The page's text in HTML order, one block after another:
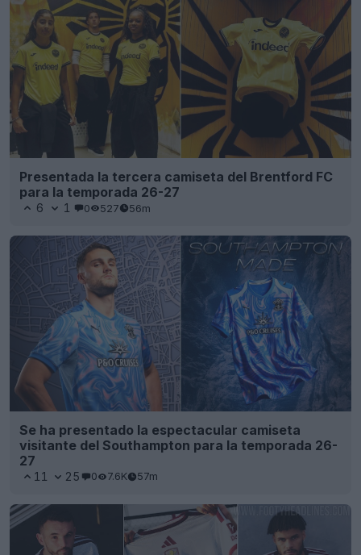
Presentada la tercera camiseta del Brentford FC
para la temporada 26-27
6 1 0 527 56m
Se ha presentado la espectacular camiseta
visitante del Southampton para la temporada 26-
27
11 25 0 7.6K 57m